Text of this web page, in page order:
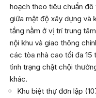
hoạch theo tiêu chuẩn đô
giữa mật độ xây dựng và
tầng nằm ở vị trí trung
nội khu và giao thông
các tòa nhà cao tối đa
tình trạng chật chội
khác.
Khu biệt thự đơn lập